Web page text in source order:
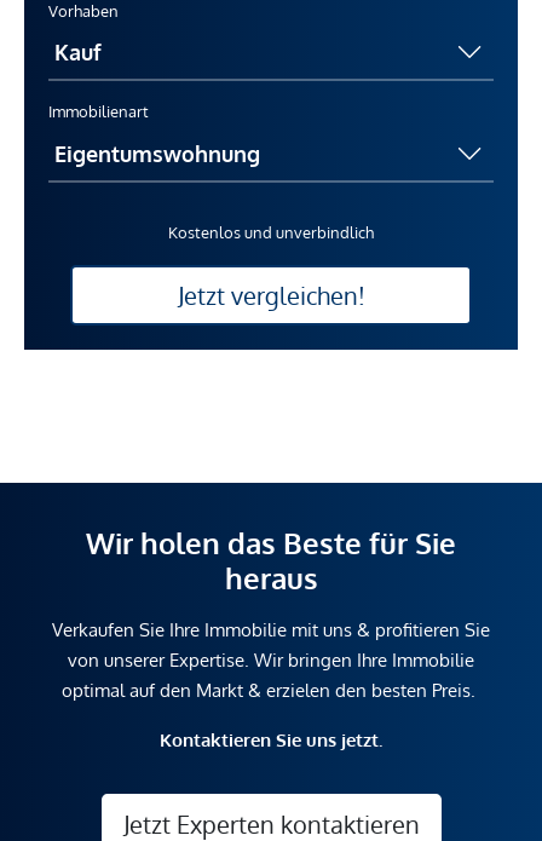
Vorhaben
Immobilienart
Kostenlos und unverbindlich
Jetzt vergleichen!
Wir holen das Beste für Sie
heraus
Verkaufen Sie Ihre Immobilie mit uns & profitieren Sie
von unserer Expertise. Wir bringen Ihre Immobilie
optimal auf den Markt & erzielen den besten Preis.
Kontaktieren Sie uns jetzt.
Jetzt Experten kontaktieren